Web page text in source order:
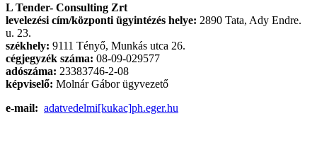
L Tender- Consulting Zrt
levelezési cím/központi ügyintézés helye: 2890 Tata, Ady Endre.
u. 23.
székhely: 9111 Tényő, Munkás utca 26.
cégjegyzék száma: 08-09-029577
adószáma: 23383746-2-08
képviselő: Molnár Gábor ügyvezető
e-mail: adatvedelmi[kukac]ph.eger.hu